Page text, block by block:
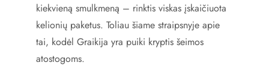
kiekvieną smulkmeną – rinktis viskas įskaičiuota
kelionių paketus. Toliau šiame straipsnyje apie
tai, kodėl Graikija yra puiki kryptis šeimos
atostogoms.